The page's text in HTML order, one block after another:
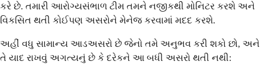
કરે છે. તમારી આરોગ્યસંભાળ ટીમ તમને નજીકથી મોનિટર કરશે અને
વિકસિત થતી કોઈપણ અસરોને મેનેજ કરવામાં મદદ કરશે.
અહીં વધુ સામાન્ય આડઅસરો છે જેનો તમે અનુભવ કરી શકો છો, અને
તે યાદ રાખવું અગત્યનું છે કે દરેકને આ બધી અસરો થતી નથી: